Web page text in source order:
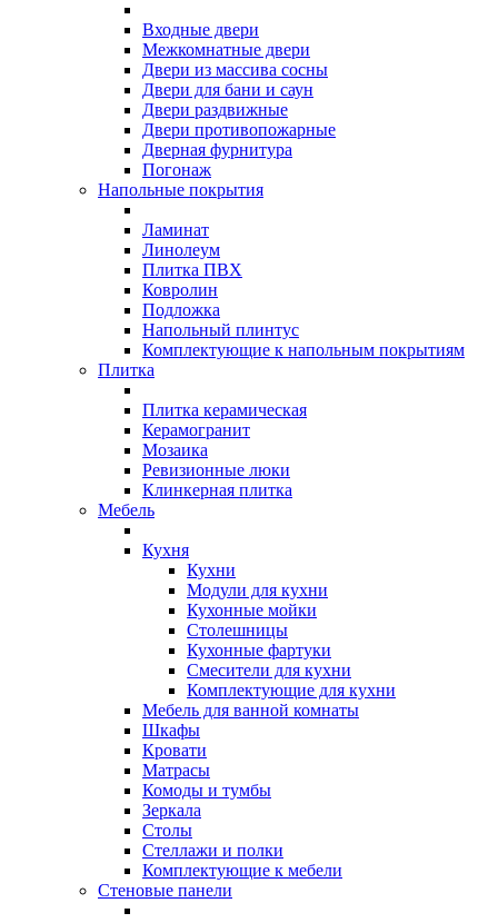
Входные двери
Межкомнатные двери
Двери из массива сосны
Двери для бани и саун
Двери раздвижные
Двери противопожарные
Дверная фурнитура
Погонаж
Напольные покрытия
Ламинат
Линолеум
Плитка ПВХ
Ковролин
Подложка
Напольный плинтус
Комплектующие к напольным покрытиям
Плитка
Плитка керамическая
Керамогранит
Мозаика
Ревизионные люки
Клинкерная плитка
Мебель
Кухня
Кухни
Модули для кухни
Кухонные мойки
Столешницы
Кухонные фартуки
Смесители для кухни
Комплектующие для кухни
Мебель для ванной комнаты
Шкафы
Кровати
Матрасы
Комоды и тумбы
Зеркала
Столы
Стеллажи и полки
Комплектующие к мебели
Стеновые панели